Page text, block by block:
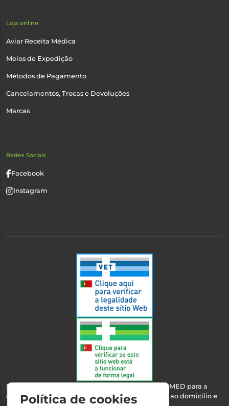
Loja online
Aviar Receita Médica
Meios de Expedição
Métodos de Pagamento
Cancelamentos, Trocas e Devoluções
Marcas
Redes Sociais
Facebook
Instagram
Esta farmácia encontra-se autorizada pelo INFARMED para a
dispensa de medicamentos e produtos de saúde ao domicílio e
Política de cookies